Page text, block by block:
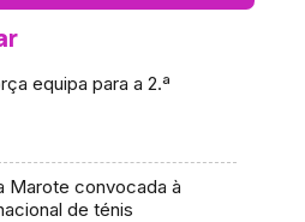
equipa para a 2.ª
Marote convocada à
de ténis